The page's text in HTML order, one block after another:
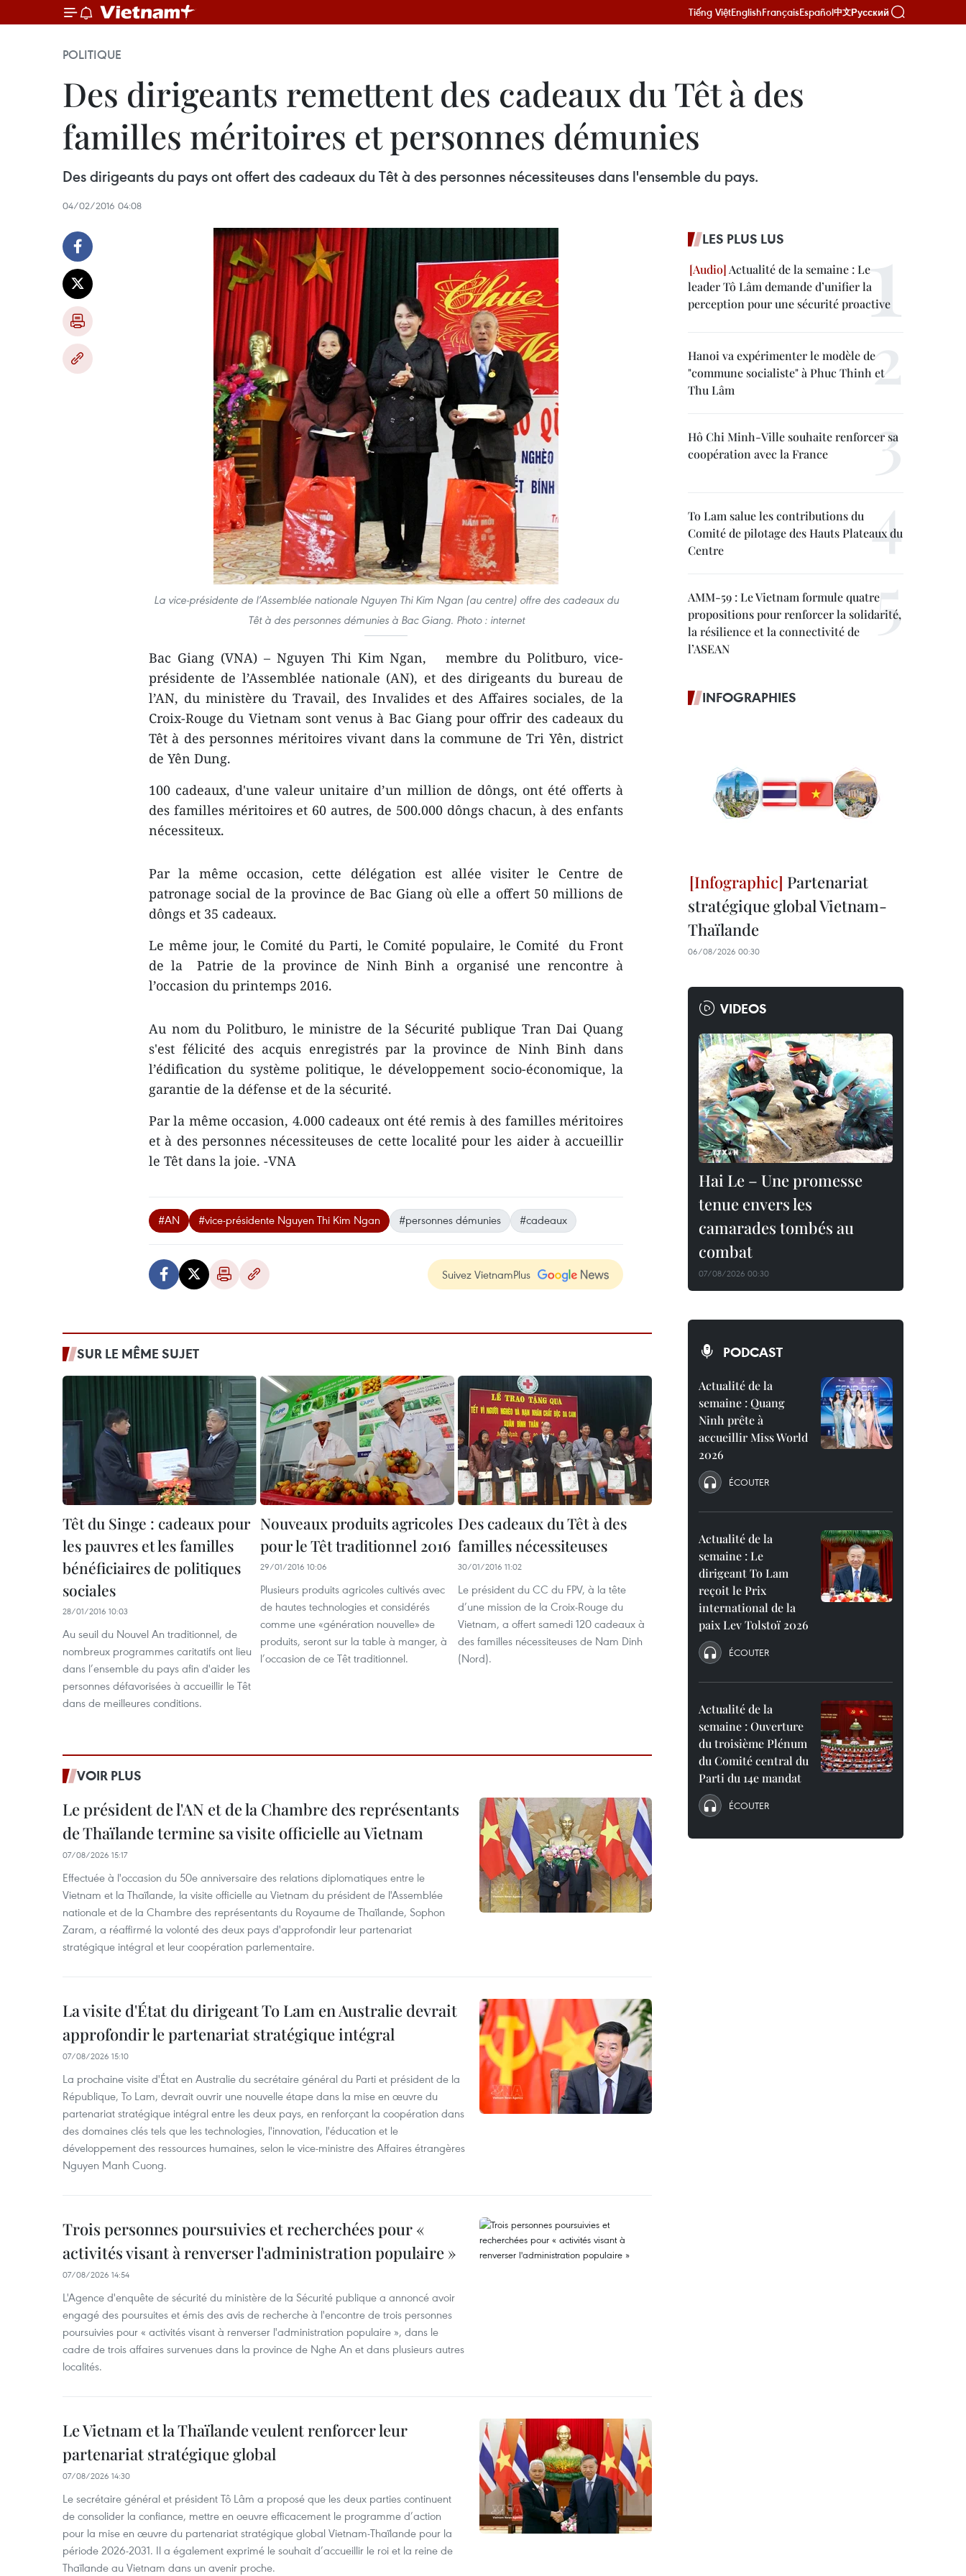
Tiếng ViệtEnglishFrançaisEspañol中文Русский
POLITIQUE
Des dirigeants remettent des cadeaux du Têt à des
familles méritoires et personnes démunies
Des dirigeants du pays ont offert des cadeaux du Têt à des personnes nécessiteuses dans l'ensemble du pays.
04/02/2016 04:08
La vice-présidente de l’Assemblée nationale Nguyen Thi Kim Ngan (au centre) offre des cadeaux du
Têt à des personnes démunies à Bac Giang. Photo : internet
Bac Giang (VNA) – Nguyen Thi Kim Ngan, membre du Politburo, vice-
présidente de l’Assemblée nationale (AN), et des dirigeants du bureau de
l’AN, du ministère du Travail, des Invalides et des Affaires sociales, de la
Croix-Rouge du Vietnam sont venus à Bac Giang pour offrir des cadeaux du
Têt ​à des personnes mérit​oires vivant dans la commune de Tri Yên, district
de Yên Dung.
100 cadeaux, d​'une valeur unitaire d’un million de dôngs, ont été offerts ​à
des familles méritoires et 60 autres, ​de 500.000 dôngs chacun, à des enfants
nécessiteux.
Par la même occasion, cette délégation est allée visiter le Centre de
patronage social de la province de Bac Giang où elle a offert 50 millions de
dôngs et 35 cadeaux.
Le même jour, le Comité du Parti, le Comité populaire, le Comité du Front
de la Patrie de la province de Ninh Binh a organisé une rencontre à
l’occasion du printemps 2016.
Au nom du Politburo, le ministre de la Sécurité publique Tran Dai Quang
s'est félicité des acquis enregistrés par la province de Ninh Binh dans
l’édification du système politique, le développement socio-économique, la
garantie de la défense et de la sécurité.
Par la même occasion, 4.000 cadeaux ont été remis ​à des familles méritoires
et à des personnes nécessiteuses d​e cette localité pour les aider à accueillir
le Têt dans la joie. -VNA
#AN #vice-présidente Nguyen Thi Kim Ngan #personnes démunies #cadeaux
Suivez VietnamPlus
SUR LE MÊME SUJET
Têt du Singe : cadeaux pour
les pauvres et les familles
bénéficiaires de politiques
sociales
28/01/2016 10:03
Au seuil du Nouvel An traditionnel, de
nombreux programmes caritatifs ont lieu
dans l’ensemble du pays afin d'aider les
personnes défavorisées à accueillir le Têt
dans de meilleures conditions.
Nouveaux produits agricoles
pour le Têt traditionnel 2016
29/01/2016 10:06
Plusieurs produits agricoles cultivés avec
de hautes technologies et considérés
comme une «génération nouvelle» de
produits, seront sur la table à manger, à
l’occasion de ce Têt traditionnel.
Des cadeaux du Têt à des
familles nécessiteuses
30/01/2016 11:02
Le président du CC du FPV, à la tête
d’une mission de la Croix-Rouge du
Vietnam, a offert samedi 120 cadeaux à
des familles nécessiteuses de Nam Dinh
(Nord).
VOIR PLUS
Le président de l'AN et de la Chambre des représentants
de Thaïlande termine sa visite officielle au Vietnam
07/08/2026 15:17
Effectuée à l'occasion du 50e anniversaire des relations diplomatiques entre le
Vietnam et la Thaïlande, la visite officielle au Vietnam du président de l'Assemblée
nationale et de la Chambre des représentants du Royaume de Thaïlande, Sophon
Zaram, a réaffirmé la volonté des deux pays d'approfondir leur partenariat
stratégique intégral et leur coopération parlementaire.
La visite d'État du dirigeant To Lam en Australie devrait
approfondir le partenariat stratégique intégral
07/08/2026 15:10
La prochaine visite d'État en Australie du secrétaire général du Parti et président de la
République, To Lam, devrait ouvrir une nouvelle étape dans la mise en œuvre du
partenariat stratégique intégral entre les deux pays, en renforçant la coopération dans
des domaines clés tels que les technologies, l'innovation, l'éducation et le
développement des ressources humaines, selon le vice-ministre des Affaires étrangères
Nguyen Manh Cuong.
Trois personnes poursuivies et recherchées pour «
activités visant à renverser l'administration populaire »
07/08/2026 14:54
L'Agence d'enquête de sécurité du ministère de la Sécurité publique a annoncé avoir
engagé des poursuites et émis des avis de recherche à l'encontre de trois personnes
poursuivies pour « activités visant à renverser l'administration populaire », dans le
cadre de trois affaires survenues dans la province de Nghe An et dans plusieurs autres
localités.
Le Vietnam et la Thaïlande veulent renforcer leur
partenariat stratégique global
07/08/2026 14:30
Le secrétaire général et président Tô Lâm a proposé que les deux parties continuent
de consolider la confiance, mettre en oeuvre efficacement le programme d’action
pour la mise en œuvre du partenariat stratégique global Vietnam-Thaïlande pour la
période 2026-2031. Il a également exprimé le souhait d’accueillir le roi et la reine de
Thaïlande au Vietnam dans un avenir proche.
LES PLUS LUS
Actualité de la semaine : Le
leader Tô Lâm demande d’unifier la
perception pour une sécurité proactive
Hanoi va expérimenter le modèle de
"commune socialiste" à Phuc Thinh et
Thu Lâm
Hô Chi Minh-Ville souhaite renforcer sa
coopération avec la France
To Lam salue les contributions du
Comité de pilotage des Hauts Plateaux du
Centre
AMM-59 : Le Vietnam formule quatre
propositions pour renforcer la solidarité,
la résilience et la connectivité de
l’ASEAN
INFOGRAPHIES
Partenariat
stratégique global Vietnam-
Thaïlande
06/08/2026 00:30
VIDEOS
Hai Le – Une promesse
tenue envers les
camarades tombés au
combat
07/08/2026 00:30
PODCAST
Actualité de la
semaine : Quang
Ninh prête à
accueillir Miss World
2026
ÉCOUTER
Actualité de la
semaine : Le
dirigeant To Lam
reçoit le Prix
international de la
paix Lev Tolstoï 2026
ÉCOUTER
Actualité de la
semaine : Ouverture
du troisième Plénum
du Comité central du
Parti du 14e mandat
ÉCOUTER